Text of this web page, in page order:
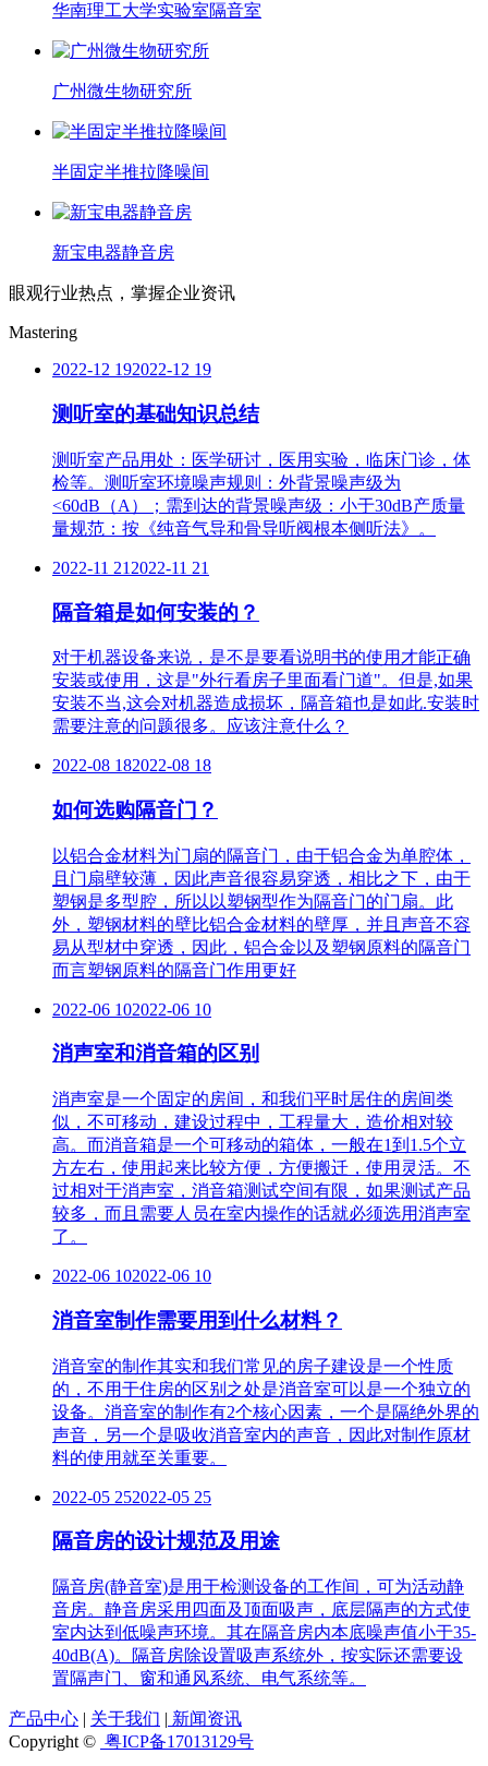
华南理工大学实验室隔音室
广州微生物研究所
半固定半推拉降噪间
新宝电器静音房
眼观行业热点，掌握企业资讯
Mastering
2022-12 192022-12 19
测听室的基础知识总结
测听室产品用处：医学研讨，医用实验，临床门诊，体
检等。测听室环境噪声规则：外背景噪声级为
<60dB（A）；需到达的背景噪声级：小于30dB产质量
量规范：按《纯音气导和骨导听阀根本侧听法》。
2022-11 21 2022-11 21
隔音箱是如何安装的？
对于机器设备来说，是不是要看说明书的使用才能正确
安装或使用，这是"外行看房子里面看门道"。但是,如果
安装不当,这会对机器造成损坏，隔音箱也是如此.安装时
需要注意的问题很多。应该注意什么？
2022-08 182022-08 18
如何选购隔音门？
以铝合金材料为门扇的隔音门，由于铝合金为单腔体，
且门扇壁较薄，因此声音很容易穿透，相比之下，由于
塑钢是多型腔，所以以塑钢型作为隔音门的门扇。此
外，塑钢材料的壁比铝合金材料的壁厚，并且声音不容
易从型材中穿透，因此，铝合金以及塑钢原料的隔音门
而言塑钢原料的隔音门作用更好
2022-06 102022-06 10
消声室和消音箱的区别
消声室是一个固定的房间，和我们平时居住的房间类
似，不可移动，建设过程中，工程量大，造价相对较
高。而消音箱是一个可移动的箱体，一般在1到1.5个立
方左右，使用起来比较方便，方便搬迁，使用灵活。不
过相对于消声室，消音箱测试空间有限，如果测试产品
较多，而且需要人员在室内操作的话就必须选用消声室
了。
2022-06 102022-06 10
消音室制作需要用到什么材料？
消音室的制作其实和我们常见的房子建设是一个性质
的，不用于住房的区别之处是消音室可以是一个独立的
设备。消音室的制作有2个核心因素，一个是隔绝外界的
声音，另一个是吸收消音室内的声音，因此对制作原材
料的使用就至关重要。
2022-05 252022-05 25
隔音房的设计规范及用途
隔音房(静音室)是用于检测设备的工作间，可为活动静
音房。静音房采用四面及顶面吸声，底层隔声的方式使
室内达到低噪声环境。其在隔音房内本底噪声值小于35-
40dB(A)。隔音房除设置吸声系统外，按实际还需要设
置隔声门、窗和通风系统、电气系统等。
产品中心 | 关于我们 | 新闻资讯
Copyright © 粤ICP备17013129号